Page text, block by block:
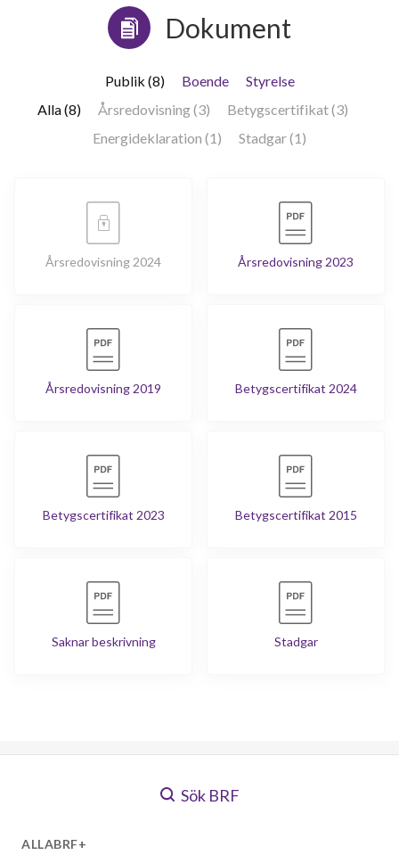
Dokument
Publik (8) Boende
Styrelse
Alla (8)
Årsredovisning (3)
Betygscertifikat (3)
Energideklaration (1)
Stadgar (1)
Årsredovisning 2024 Årsredovisning 2023
Årsredovisning 2019 Betygscertifikat 2024
Betygscertifikat 2023 Betygscertifikat 2015
Saknar beskrivning Stadgar
Sök BRF
ALLABRF+